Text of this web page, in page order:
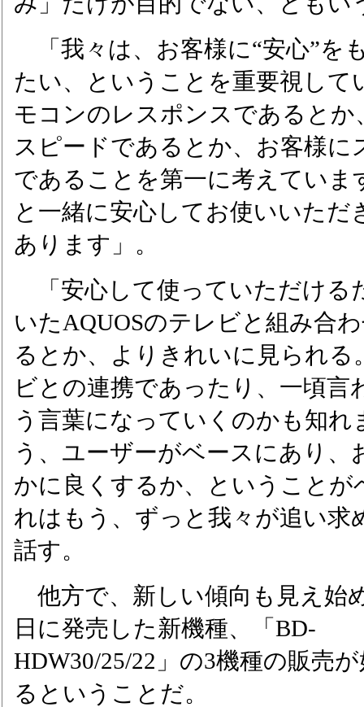
「我々は、お客様に“安心”を
たい、ということを重要視して
モコンのレスポンスであるとか
スピードであるとか、お客様に
であることを第一に考えていま
と一緒に安心してお使いいただ
あります」。
「安心して使っていただける
いたAQUOSのテレビと組み合
るとか、よりきれいに見られる
ビとの連携であったり、一頃言
う言葉になっていくのかも知
う、ユーザーがベースにあり、
かに良くするか、ということが
れはもう、ずっと我々が追い求
話す。
他方で、新しい傾向も見え始
日に発売した新機種、「BD-
HDW30/25/22」の3機種の販売
るということだ。